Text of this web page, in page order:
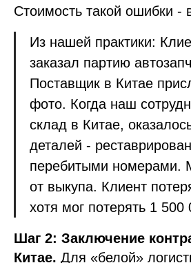
Стоимость такой ошибки -
Из нашей практики:
заказал партию
Поставщик в Китае
фото. Когда наш
склад в Китае,
деталей -
перебитыми номерами.
от выкупа. Клиент
хотя мог потерять 1 500
Шаг 2: Заключение
Китае. Для «белой»